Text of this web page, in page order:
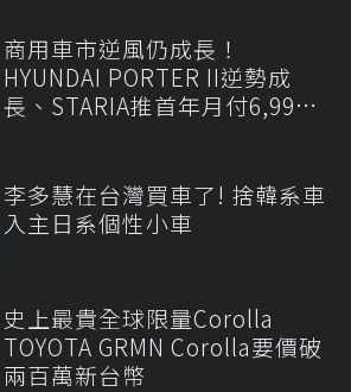
商用車市逆風仍成長！
HYUNDAI PORTER II逆勢成
長、STARIA推首年月付6,999
李多慧在台灣買車了! 捨韓系車
入主日系個性小車
史上最貴全球限量Corolla
TOYOTA GRMN Corolla要價破
兩百萬新台幣